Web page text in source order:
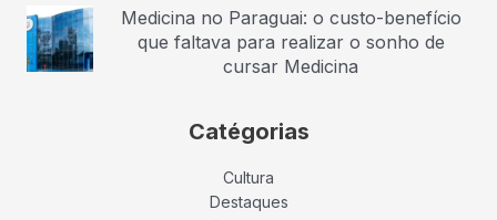
Medicina no Paraguai: o custo-benefício
que faltava para realizar o sonho de
cursar Medicina
Catégorias
Cultura
Destaques